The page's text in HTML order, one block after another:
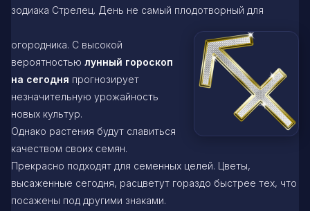
зодиака Стрелец. День не самый плодотворный для
огородника. С высокой
вероятностью лунный гороскоп
на сегодня прогнозирует
незначительную урожайность
новых культур.
Однако растения будут славиться
качеством своих семян.
Прекрасно подходят для семенных целей. Цветы,
высаженные сегодня, расцветут гораздо быстрее тех, что
посажены под другими знаками.